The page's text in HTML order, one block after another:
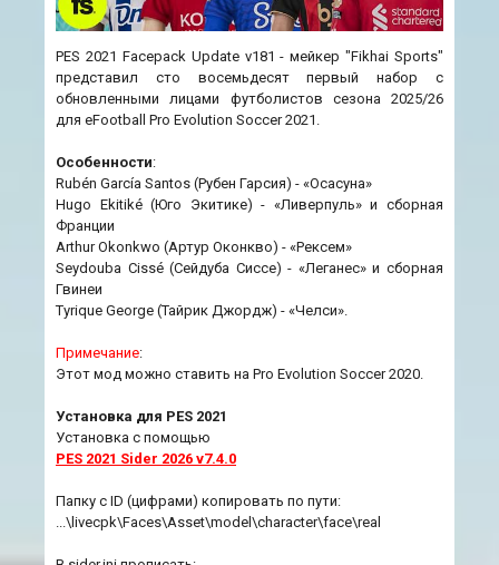
PES 2021 Facepack Update v181 - мейкер "Fikhai Sports"
представил сто восемьдесят первый набор с
обновленными лицами футболистов сезона 2025/26
для eFootball Pro Evolution Soccer 2021.
Особенности:
Rubén García Santos (Рубен Гарсия) - «Осасуна»
Hugo Ekitiké (Юго Экитике) - «Ливерпуль» и сборная
Франции
Arthur Okonkwo (Артур Оконкво) - «Рексем»
Seydouba Cissé (Сейдуба Сиссе) - «Леганес» и сборная
Гвинеи
Tyrique George (Тайрик Джордж) - «Челси».
Примечание:
Этот мод можно ставить на Pro Evolution Soccer 2020.
Установка для PES 2021
Установка с помощью
PES 2021 Sider 2026 v7.4.0
Папку с ID (цифрами) копировать по пути:
...\livecpk\Faces\Asset\model\character\face\real